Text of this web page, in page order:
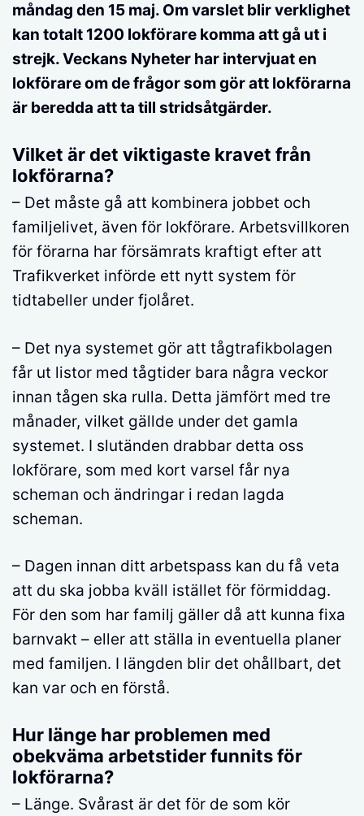
måndag den 15 maj. Om varslet blir verklighet
kan totalt 1200 lokförare komma att gå ut i
strejk. Veckans Nyheter har intervjuat en
lokförare om de frågor som gör att lokförarna
är beredda att ta till stridsåtgärder.
Vilket är det viktigaste kravet från
lokförarna?
– Det måste gå att kombinera jobbet och
familjelivet, även för lokförare. Arbetsvillkoren
för förarna har försämrats kraftigt efter att
Trafikverket införde ett nytt system för
tidtabeller under fjolåret.
– Det nya systemet gör att tågtrafikbolagen
får ut listor med tågtider bara några veckor
innan tågen ska rulla. Detta jämfört med tre
månader, vilket gällde under det gamla
systemet. I slutänden drabbar detta oss
lokförare, som med kort varsel får nya
scheman och ändringar i redan lagda
scheman.
– Dagen innan ditt arbetspass kan du få veta
att du ska jobba kväll istället för förmiddag.
För den som har familj gäller då att kunna fixa
barnvakt – eller att ställa in eventuella planer
med familjen. I längden blir det ohållbart, det
kan var och en förstå.
Hur länge har problemen med
obekväma arbetstider funnits för
lokförarna?
– Länge. Svårast är det för de som kör